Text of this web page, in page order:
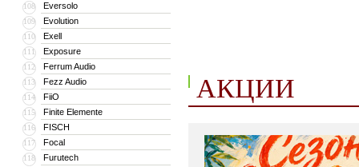
108 Eversolo
109 Evolution
110 Exell
111 Exposure
112 Ferrum Audio
113 Fezz Audio
114 FiiO
115 Finite Elemente
116 FISCH
117 Focal
118 Furutech
АКЦИИ